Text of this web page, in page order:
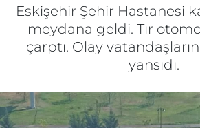
Eskişehir Şehir Hastanesi
meydana geldi. Tır
çarptı. Olay
yansıdı.
SAĞLIK
EĞİTİM
MAGAZİN
Haber Arşivi